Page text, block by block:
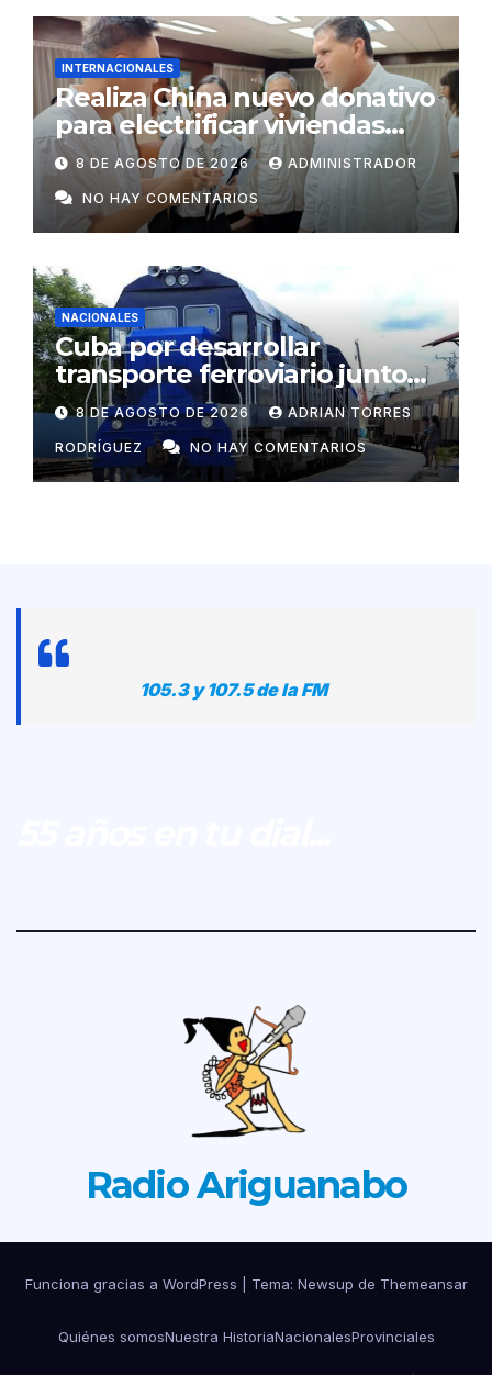
INTERNACIONALES
Realiza China nuevo donativo
para electrificar viviendas
rurales aisladas y garantizar
respaldo energético a
centros vitales
8 DE AGOSTO DE 2026 ADMINISTRADOR
NO HAY COMENTARIOS
NACIONALES
Cuba por desarrollar
transporte ferroviario junto
con Rusia
8 DE AGOSTO DE 2026 ADRIAN TORRES
RODRÍGUEZ NO HAY COMENTARIOS
105.3 y 107.5 de la FM
Radio Ariguanabo
Funciona gracias a WordPress Tema: Newsup de Themeansar
Quiénes somosNuestra HistoriaNacionalesProvinciales